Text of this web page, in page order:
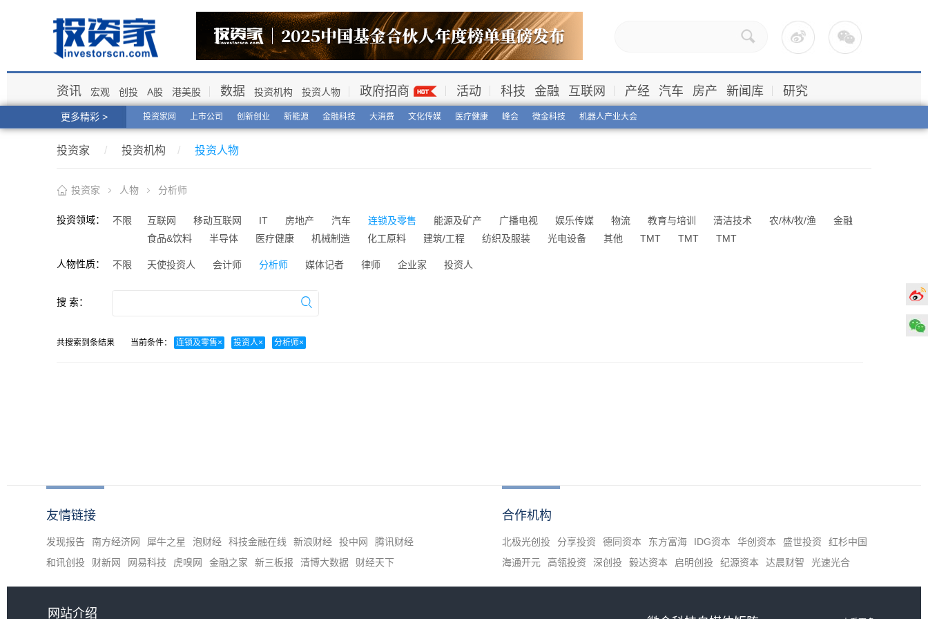
更多精彩 > 投资家网 上市公司 创新创业 新能源 金融科技 大消费 文化传媒 医疗健康 峰会 微金科技 机器人产业大会
资讯 宏观 创投 A股 港美股 数据 投资机构 投资人物 政府招商 活动 科技 金融 互联网 产经 汽车 房产 新闻库 研究
投资家 / 投资机构 / 投资人物
投资家 人物 分析师
投资领域： 不限 互联网 移动互联网 IT 房地产 汽车 连锁及零售 能源及矿产 广播电视 娱乐传媒 物流 教育与培训 清洁技术 农/林/牧/渔
金融
食品&饮料
半导体 医疗健康 机械制造 化工原料 建筑/工程 纺织及服装 光电设备 其他 TMT TMT TMT
人物性质： 不限 天使投资人 会计师 分析师 媒体记者 律师 企业家 投资人
搜 索：
共搜索到 条结果 当前条件： 连锁及零售× 投资人× 分析师×
友情链接
发现报告 南方经济网 犀牛之星 泡财经 科技金融在线 新浪财经 投中网
腾讯财经
和讯创投
财新网 网易科技 虎嗅网 金融之家 新三板报 清博大数据 财经天下
合作机构
北极光创投 分享投资 德同资本 东方富海 IDG资本 华创资本 盛世投资
红杉中国
海通开元
高瓴投资 深创投 毅达资本 启明创投 纪源资本 达晨财智 光速光合
网站介绍